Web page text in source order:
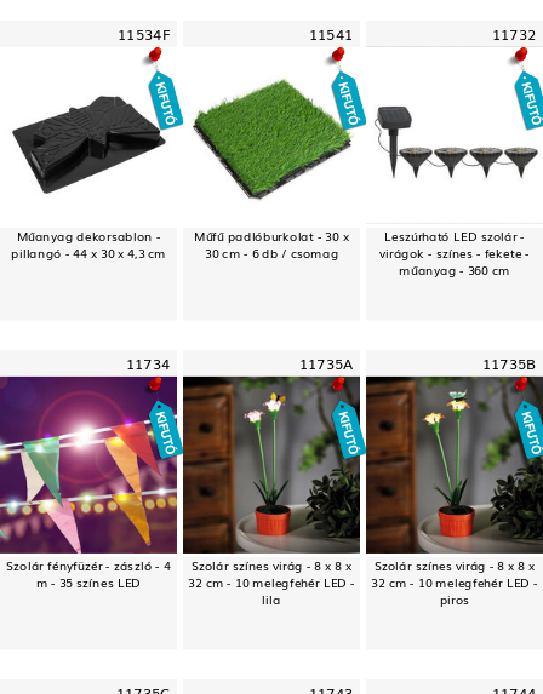
11534F
Műanyag dekorsablon -
pillangó - 44 x 30 x 4,3 cm
11541
Műfű padlóburkolat - 30 x
30 cm - 6 db / csomag
11732
Leszúrható LED szolár -
virágok - színes - fekete -
műanyag - 360 cm
11734
Szolár fényfüzér - zászló - 4
m - 35 színes LED
11735A
Szolár színes virág - 8 x 8 x
32 cm - 10 melegfehér LED -
lila
11735B
Szolár színes virág - 8 x 8 x
32 cm - 10 melegfehér LED -
piros